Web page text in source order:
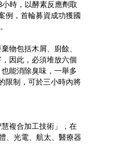
時，以酵素反應劑取
例，首輪募資成功獲國
物包括木屑、廚餘、
因此，必須堆放六個
能消除臭味，一舉多
限制，可於三小時內將
複合加工技術」，在
、光電、航太、醫療器